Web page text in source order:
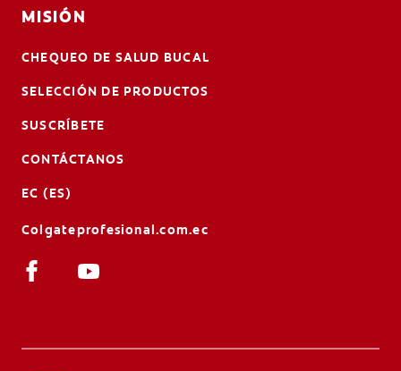
MISIÓN
CHEQUEO DE SALUD BUCAL
SELECCIÓN DE PRODUCTOS
SUSCRÍBETE
CONTÁCTANOS
EC (ES)
Colgateprofesional.com.ec